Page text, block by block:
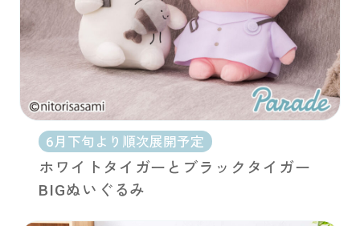
6月下旬より順次展開予定
ホワイトタイガーとブラックタイガー
BIGぬいぐるみ